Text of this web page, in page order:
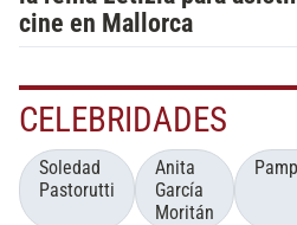
cine en Mallorca
CELEBRIDADES
Soledad
Pastorutti
Anita
García
Moritán